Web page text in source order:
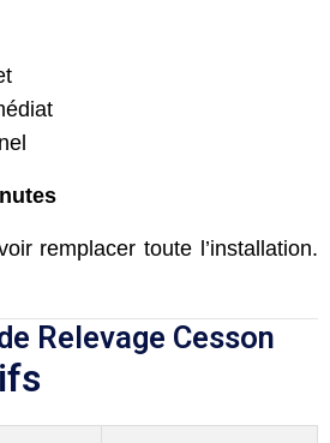
remplacer toute l’installation.
Relevage Cesson